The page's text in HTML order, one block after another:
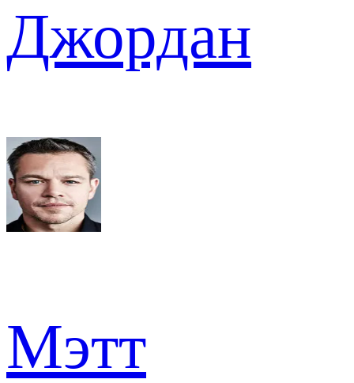
Джордан
Мэтт